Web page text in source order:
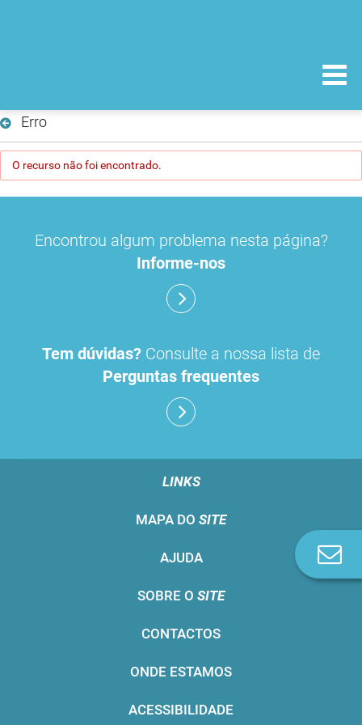
Erro
O recurso não foi encontrado.
Encontrou algum problema nesta página?
Informe-nos
Tem dúvidas? Consulte a nossa lista de
Perguntas frequentes
LINKS
MAPA DO SITE
AJUDA
SOBRE O SITE
CONTACTOS
ONDE ESTAMOS
ACESSIBILIDADE